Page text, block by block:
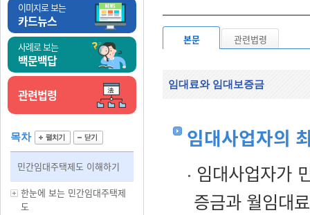
이미지로 보는
카드뉴스
사례로 보는
백문백답
관련법령
목차
민간임대주택제도 이해하기
한눈에 보는 민간임대주택제
도
본문 관련법령
임대료와 임대보증금
임대사업자의
임대사업자가
증금과 월임대